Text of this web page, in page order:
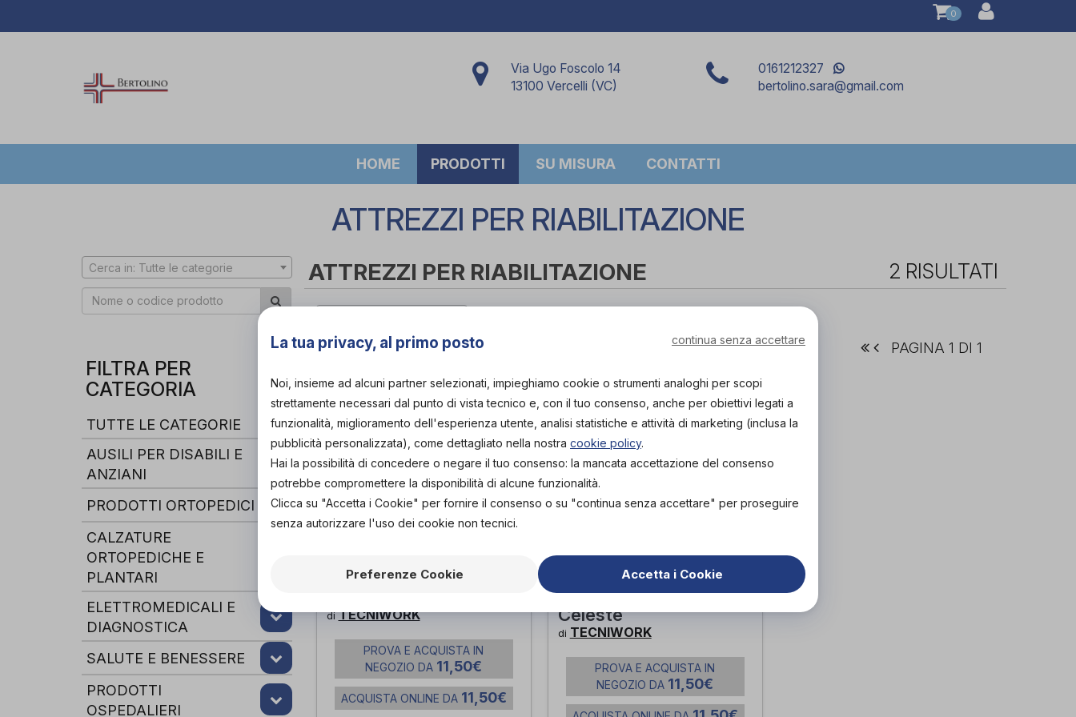
0
Via Ugo Foscolo 14
13100 Vercelli (VC)
0161212327
bertolino.sara@gmail.com
HOME PRODOTTI SU MISURA CONTATTI
ATTREZZI PER RIABILITAZIONE
Cerca in: Tutte le categorie
FILTRA PER
CATEGORIA
TUTTE LE CATEGORIE
AUSILI PER DISABILI E
ANZIANI
PRODOTTI ORTOPEDICI
CALZATURE
ORTOPEDICHE E
PLANTARI
ELETTROMEDICALI E
DIAGNOSTICA
SALUTE E BENESSERE
PRODOTTI
OSPEDALIERI
ATTREZZI PER RIABILITAZIONE 2 RISULTATI
PAGINA 1 DI 1
Pallina anti stress
diTECNIWORK
PROVA E ACQUISTA IN
NEGOZIO DA 11,50€
ACQUISTA ONLINE DA 11,50€
Pallina anti stress
Active Ball Medium
Celeste
di TECNIWORK
PROVA E ACQUISTA IN
NEGOZIO DA 11,50€
La tua privacy, al primo posto continua senza accettare
Noi, insieme ad alcuni partner selezionati, impieghiamo cookie o strumenti analoghi per scopi
strettamente necessari dal punto di vista tecnico e, con il tuo consenso, anche per obiettivi legati a
funzionalità, miglioramento dell'esperienza utente, analisi statistiche e attività di marketing (inclusa la
pubblicità personalizzata), come dettagliato nella nostra cookie policy.
Hai la possibilità di concedere o negare il tuo consenso: la mancata accettazione del consenso
potrebbe compromettere la disponibilità di alcune funzionalità.
Clicca su "Accetta i Cookie" per fornire il consenso o su "continua senza accettare" per proseguire
senza autorizzare l'uso dei cookie non tecnici.
Preferenze Cookie Accetta i Cookie